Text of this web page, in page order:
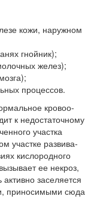
в
внесен в
на
Суть его
в
одного из
в
кожи, наруж­ном
гнойник);
желез);
процессов.
кровоо­
к недостаточно­му
участка
участке развива­
кислородного
вызывает ее некроз,
заселяется
приносимыми сюда